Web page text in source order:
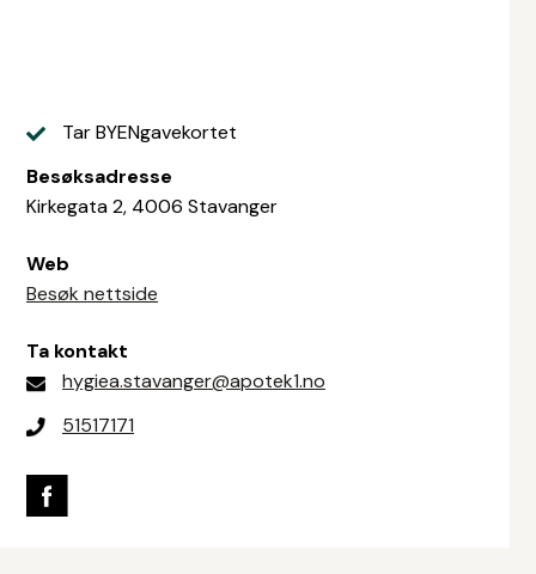
Tar BYENgavekortet
Besøksadresse
Kirkegata 2, 4006 Stavanger
Web
Besøk nettside
Ta kontakt
hygiea.stavanger@apotek1.no
51517171